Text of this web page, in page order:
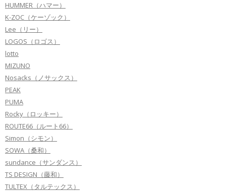
HUMMER（ハマー）
K-ZOC（ケーゾック）
Lee（リー）
LOGOS（ロゴス）
lotto
MIZUNO
Nosacks（ノサックス）
PEAK
PUMA
Rocky（ロッキー）
ROUTE66（ルート66）
Simon（シモン）
SOWA（桑和）
sundance（サンダンス）
TS DESIGN（藤和）
TULTEX（タルテックス）